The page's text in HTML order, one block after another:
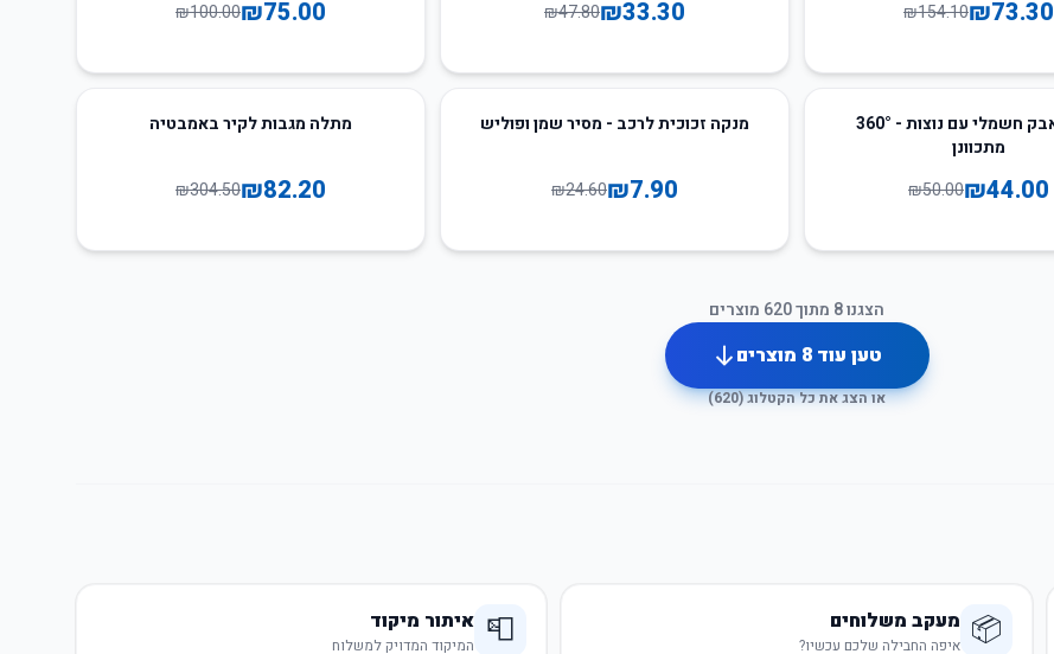
₪73.30
₪154.10
₪33.30
₪47.80
₪75.00
₪100.00
מנקה אבק חשמלי עם נוצות - 360°
מתכוונן
₪44.00
₪50.00
68
מנקה זכוכית לרכב - מסיר שמן ופוליש
₪7.90
₪24.60
מתלה מגבות לקיר באמבטיה
₪82.20
₪304.50
הצגנו8 מתוך620 מוצרים
טען עוד8 מוצרים
או הצג את כל הקטלוג (620
)
📦 מעקב משלוחים
איפה החבילה שלכם עכשיו? 📮 איתור מיקוד
המיקוד המדויק למשלוח